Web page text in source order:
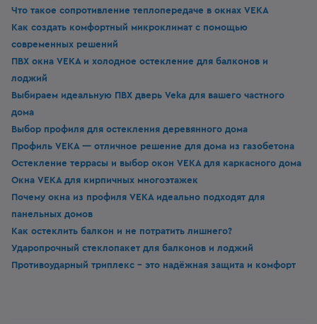
Что такое сопротивление теплопередаче в окнах VEKA
Как создать комфортный микроклимат с помощью
современных решений
ПВХ окна VEKA и холодное остекление для балконов и
лоджий
Выбираем идеальную ПВХ дверь Veka для вашего частного
дома
Выбор профиля для остекления деревянного дома
Профиль VEKA — отличное решение для дома из газобетона
Остекление террасы и выбор окон VEKA для каркасного дома
Окна VEKA для кирпичных многоэтажек
Почему окна из профиля VEKA идеально подходят для
панельных домов
Как остеклить балкон и не потратить лишнего?
Ударопрочный стеклопакет для балконов и лоджий
Противоударный триплекс - это надёжная защита и комфорт